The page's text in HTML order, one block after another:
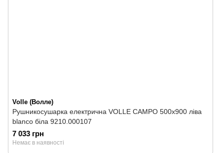
Volle (Волле)
Рушникосушарка електрична VOLLE CAMPO 500х900 ліва
blanco біла 9210.000107
7 033 грн
Немає в наявності